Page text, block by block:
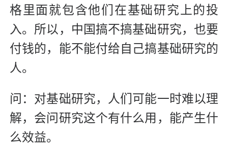
格里面就包含他们在基础研究上的投
入。所以，中国搞不搞基础研究，也要
付钱的，能不能付给自己搞基础研究的
人。
问：对基础研究，人们可能一时难以理
解，会问研究这个有什么用，能产生什
么效益。